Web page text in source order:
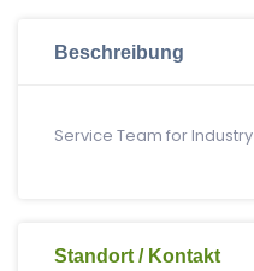
Beschreibung
Service Team for Industry
Standort / Kontakt